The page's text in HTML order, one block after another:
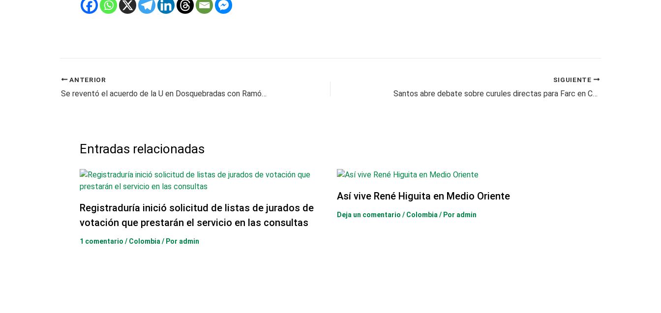
ANTERIOR
Se reventó el acuerdo de la U en Dosquebradas con Ramón Gaviria
SIGUIENTE
Santos abre debate sobre curules directas para Farc en Congreso
Entradas relacionadas
Registraduría inició solicitud de listas de jurados de
votación que prestarán el servicio en las consultas
1 comentario / Colombia / Por admin
Así vive René Higuita en Medio Oriente
Deja un comentario / Colombia/ Por admin